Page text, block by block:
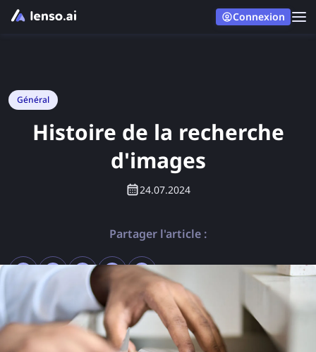
Connexion
Général
Histoire de la recherche
d'images
24.07.2024
Partager l'article :